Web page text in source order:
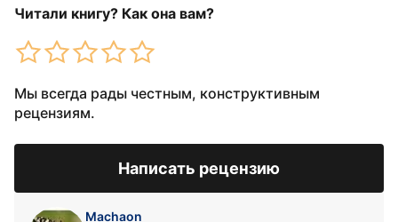
Читали книгу? Как она вам?
Мы всегда рады честным, конструктивным
рецензиям.
Написать рецензию
Machaon